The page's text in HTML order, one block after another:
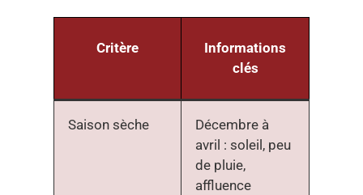
Critère
Informations
clés
Saison sèche
Décembre à
avril : soleil, peu
de pluie,
affluence